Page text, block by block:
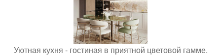
Уютная кухня - гостиная в приятной цветовой гамме.